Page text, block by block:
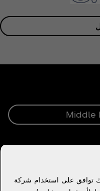
Middle
توافق على استخدام شركة